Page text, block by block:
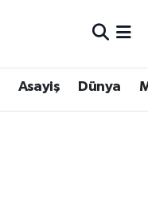
Asayiş Dünya